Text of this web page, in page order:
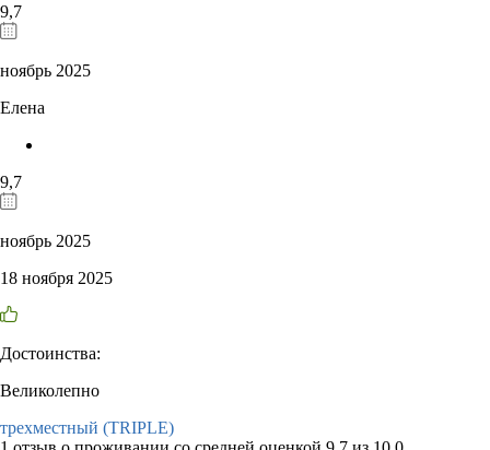
9,7
ноябрь 2025
Елена
9,7
ноябрь 2025
18 ноября 2025
Достоинства:
Великолепно
трехместный (TRIPLE)